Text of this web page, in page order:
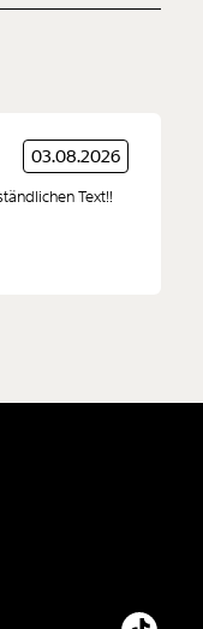
03.08.2026
Text!!